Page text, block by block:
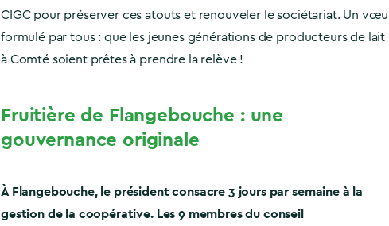
CIGC pour préserver ces atouts et renouveler le sociétariat. Un vœu
formulé par tous : que les jeunes générations de producteurs de lait
à Comté soient prêtes à prendre la relève !
Fruitière de Flangebouche : une
gouvernance originale
À Flangebouche, le président consacre 3 jours par semaine à la
gestion de la coopérative. Les 9 membres du conseil